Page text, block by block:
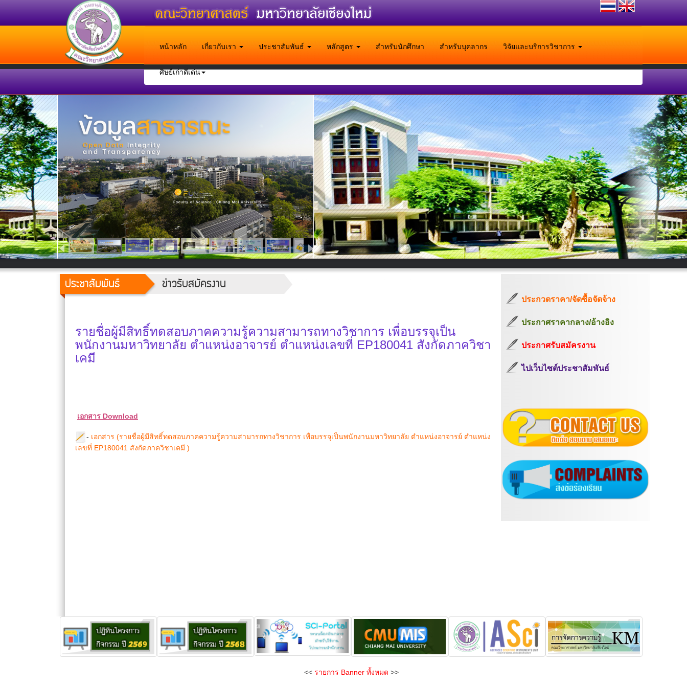
หน้าหลัก เกี่ยวกับเรา ประชาสัมพันธ์ หลักสูตร สำหรับนักศึกษา สำหรับบุคลากร วิจัยและบริการวิชาการ
ศิษย์เก่าดีเด่น
ประชาสัมพันธ์ ข่าวรับสมัครงาน
รายชื่อผู้มีสิทธิ์ทดสอบภาคความรู้ความสามารถทางวิชาการ เพื่อบรรจุเป็น
พนักงานมหาวิทยาลัย ตำแหน่งอาจารย์ ตำแหน่งเลขที่ EP180041 สังกัดภาควิชา
เคมี
เอกสาร Download
- เอกสาร (รายชื่อผู้มีสิทธิ์ทดสอบภาคความรู้ความสามารถทางวิชาการ เพื่อบรรจุเป็นพนักงานมหาวิทยาลัย ตำแหน่งอาจารย์ ตำแหน่ง
เลขที่ EP180041 สังกัดภาควิชาเคมี )
ประกวดราคา/จัดซื้อจัดจ้าง
ประกาศราคากลาง/อ้างอิง
ประกาศรับสมัครงาน
ไปเว็บไซต์ประชาสัมพันธ์
<< รายการ Banner ทั้งหมด >>